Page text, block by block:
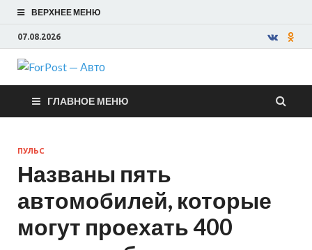
ВЕРХНЕЕ МЕНЮ
07.08.2026
ForPost —
Авто
ГЛАВНОЕ МЕНЮ
ПУЛЬС
Названы пять
автомобилей, которые
могут проехать 400